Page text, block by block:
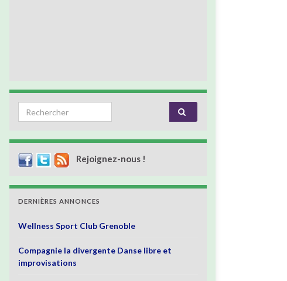
Search for:
Rejoignez-nous !
DERNIÈRES ANNONCES
Wellness Sport Club Grenoble
Compagnie la divergente Danse libre et
improvisations